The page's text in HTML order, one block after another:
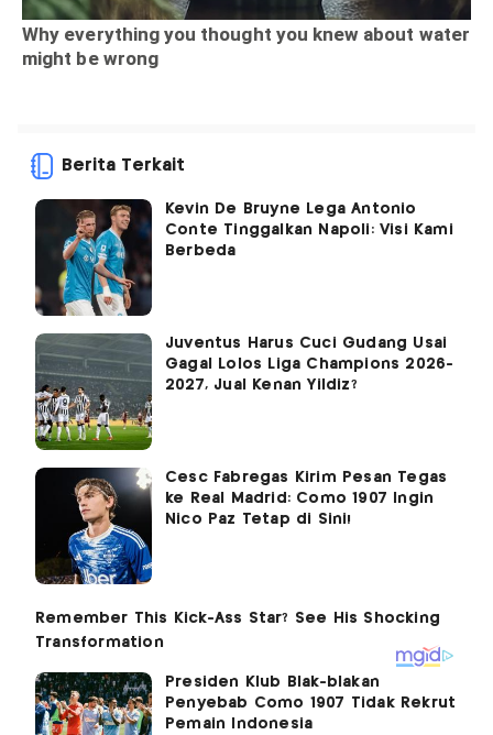
Berita Terkait
Kevin De Bruyne Lega Antonio
Conte Tinggalkan Napoli: Visi Kami
Berbeda
Juventus Harus Cuci Gudang Usai
Gagal Lolos Liga Champions 2026-
2027, Jual Kenan Yildiz?
Cesc Fabregas Kirim Pesan Tegas
ke Real Madrid: Como 1907 Ingin
Nico Paz Tetap di Sini!
Presiden Klub Blak-blakan
Penyebab Como 1907 Tidak Rekrut
Pemain Indonesia